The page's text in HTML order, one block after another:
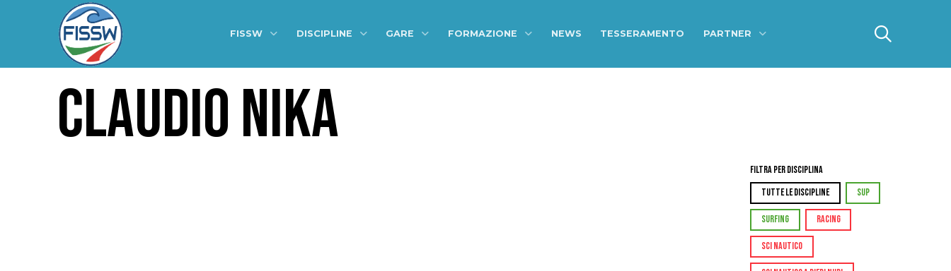
FISSW DISCIPLINE GARE FORMAZIONE NEWS TESSERAMENTO PARTNER
CLAUDIO NIKA
Filtra per Disciplina
TUTTE LE DISCIPLINE
SUP
SURFING RACING
SCI NAUTICO